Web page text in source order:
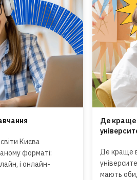
Києва
форматі:
і онлайн-
Де краще
Де краще
мають